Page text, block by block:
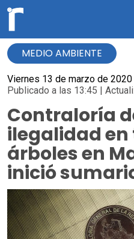
MEDIO AMBIENTE
Viernes 13 de marzo de 2020
Publicado a las 13:45 |
Contraloría
ilegalidad en
árboles en
inició